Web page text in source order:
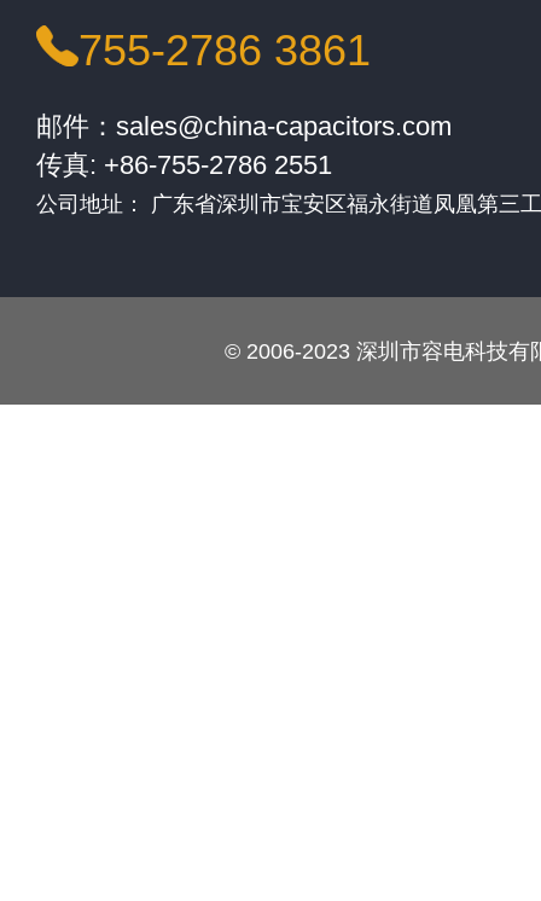
755-2786 3861
邮件：sales@china-capacitors.com
传真: +86-755-2786 2551
公司地址： 广东省深圳市宝安区福永街道凤凰第三
© 2006-2023 深圳市容电科技有